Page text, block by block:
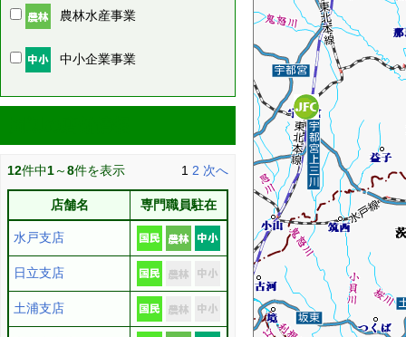
農林水産事業
中小企業事業
12件中1～8件を表示 1 2 次へ
店舗名 専門職員駐在
水戸支店
日立支店
土浦支店